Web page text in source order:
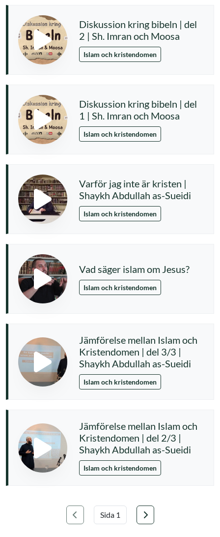
Diskussion kring bibeln | del
2 | Sh. Imran och Moosa
Islam och kristendomen
Diskussion kring bibeln | del
1 | Sh. Imran och Moosa
Islam och kristendomen
Varför jag inte är kristen |
Shaykh Abdullah as-Sueidi
Islam och kristendomen
Vad säger islam om Jesus?
Islam och kristendomen
Jämförelse mellan Islam och
Kristendomen | del 3/3 |
Shaykh Abdullah as-Sueidi
Islam och kristendomen
Jämförelse mellan Islam och
Kristendomen | del 2/3 |
Shaykh Abdullah as-Sueidi
Islam och kristendomen
Föregående
Välj sida
Nästa